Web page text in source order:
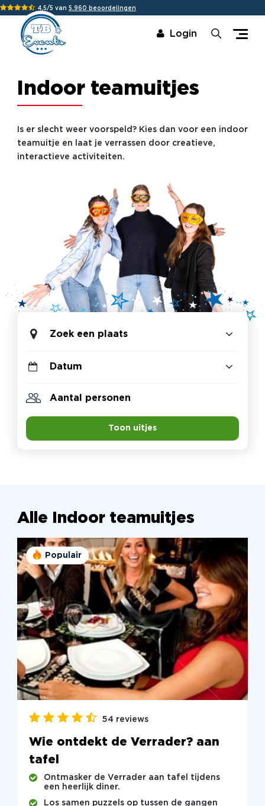
4,5/5 van 5.960 beoordelingen
Login
Indoor teamuitjes
Is er slecht weer voorspeld? Kies dan voor een indoor
teamuitje en laat je verrassen door creatieve,
interactieve activiteiten.
Zoek een plaats
Toon uitjes
Alle Indoor teamuitjes
Populair
54 reviews
Wie ontdekt de Verrader? aan
tafel
Ontmasker de Verrader aan tafel tijdens
een heerlijk diner.
Los samen puzzels op tussen de gangen